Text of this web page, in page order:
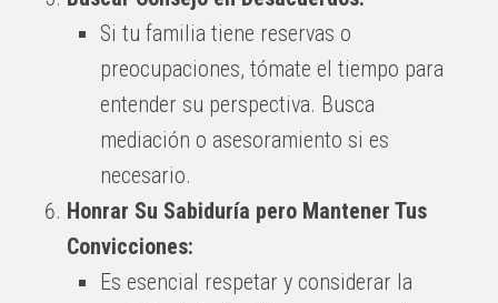
Si tu familia tiene reservas o
preocupaciones, tómate el tiempo para
entender su perspectiva. Busca
mediación o asesoramiento si es
necesario.
Honrar Su Sabiduría pero Mantener Tus
Convicciones:
Es esencial respetar y considerar la